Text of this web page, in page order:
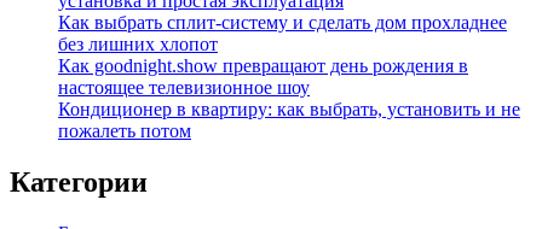
Как выбрать сплит‑систему и сделать дом прохладнее
без лишних хлопот
Как goodnight.show превращают день рождения в
настоящее телевизионное шоу
Кондиционер в квартиру: как выбрать, установить и не
пожалеть потом
Категории